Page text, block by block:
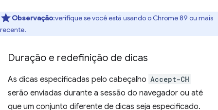
Observação:verifique se você está usando o Chrome 89 ou mais
recente.
Duração e redefinição de dicas
As dicas especificadas pelo cabeçalho Accept-CH
serão enviadas durante a sessão do navegador ou até
que um conjunto diferente de dicas seja especificado.